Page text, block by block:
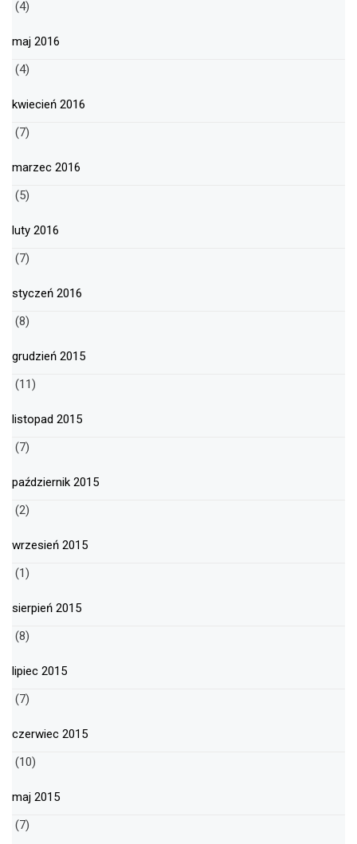
(4)
maj 2016
(4)
kwiecień 2016
(7)
marzec 2016
(5)
luty 2016
(7)
styczeń 2016
(8)
grudzień 2015
(11)
listopad 2015
(7)
październik 2015
(2)
wrzesień 2015
(1)
sierpień 2015
(8)
lipiec 2015
(7)
czerwiec 2015
(10)
maj 2015
(7)